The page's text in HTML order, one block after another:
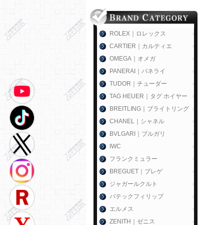
ROLEX｜ロレックス
CARTIER｜カルティエ
OMEGA｜オメガ
PANERAI｜パネライ
TUDOR｜チューダー
TAG HEUER｜タグ ホイヤー
BREITLING｜ブライトリング
CHANEL｜シャネル
BVLGARI｜ブルガリ
IWC
フランクミュラー
BREGUET｜ブレゲ
ジャガールクルト
パテックフィリップ
エルメス
ZENITH｜ゼニス